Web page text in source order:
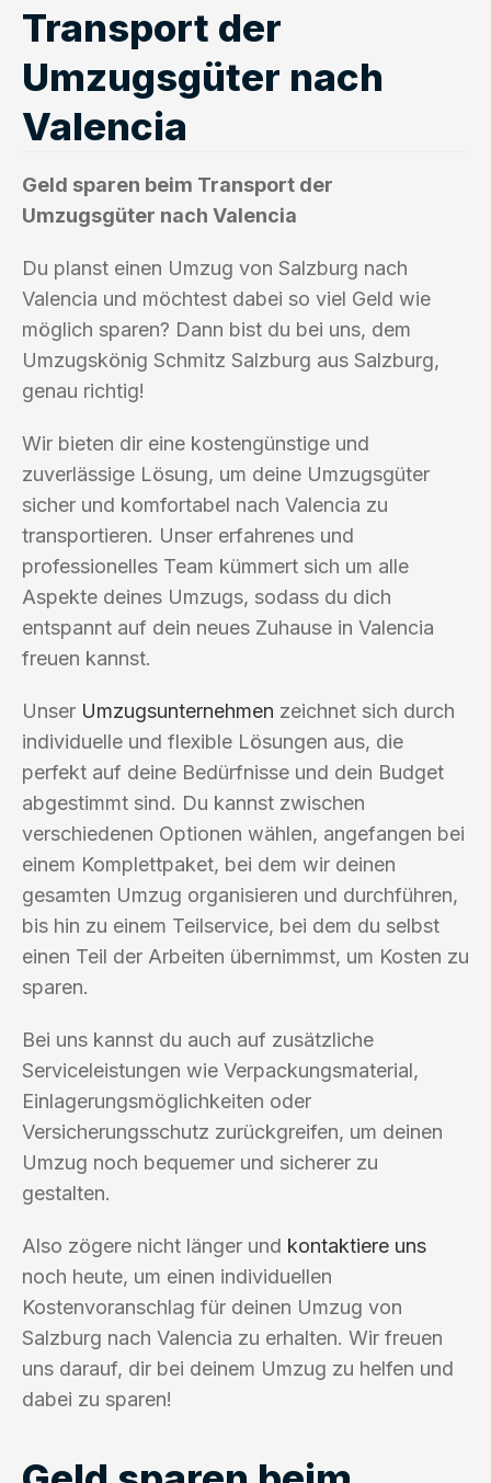
Transport der
Umzugsgüter nach
Valencia
Geld sparen beim Transport der
Umzugsgüter nach Valencia
Du planst einen Umzug von Salzburg nach
Valencia und möchtest dabei so viel Geld wie
möglich sparen? Dann bist du bei uns, dem
Umzugskönig Schmitz Salzburg aus Salzburg,
genau richtig!
Wir bieten dir eine kostengünstige und
zuverlässige Lösung, um deine Umzugsgüter
sicher und komfortabel nach Valencia zu
transportieren. Unser erfahrenes und
professionelles Team kümmert sich um alle
Aspekte deines Umzugs, sodass du dich
entspannt auf dein neues Zuhause in Valencia
freuen kannst.
Unser Umzugsunternehmen zeichnet sich durch
individuelle und flexible Lösungen aus, die
perfekt auf deine Bedürfnisse und dein Budget
abgestimmt sind. Du kannst zwischen
verschiedenen Optionen wählen, angefangen bei
einem Komplettpaket, bei dem wir deinen
gesamten Umzug organisieren und durchführen,
bis hin zu einem Teilservice, bei dem du selbst
einen Teil der Arbeiten übernimmst, um Kosten zu
sparen.
Bei uns kannst du auch auf zusätzliche
Serviceleistungen wie Verpackungsmaterial,
Einlagerungsmöglichkeiten oder
Versicherungsschutz zurückgreifen, um deinen
Umzug noch bequemer und sicherer zu
gestalten.
Also zögere nicht länger und kontaktiere uns
noch heute, um einen individuellen
Kostenvoranschlag für deinen Umzug von
Salzburg nach Valencia zu erhalten. Wir freuen
uns darauf, dir bei deinem Umzug zu helfen und
dabei zu sparen!